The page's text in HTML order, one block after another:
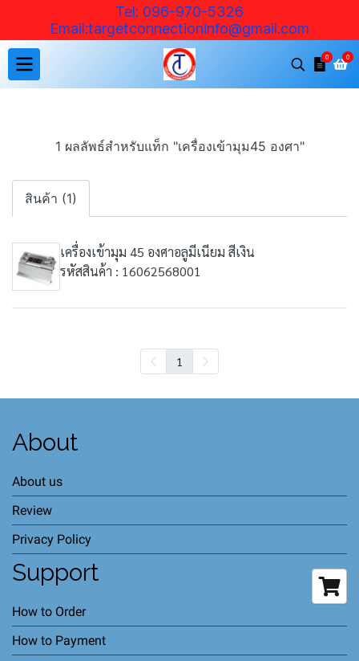
Tel: 096-970-5326
Email:targetconnectioninfo@ gmail.com
0 0
1 ผลลัพธ์สำหรับแท็ก "เครื่องเข้ามุม45 องศา"
สินค้า (1)
เครื่องเข้ามุม 45 องศาอลูมีเนียม สีเงิน
รหัสสินค้า : 16062568001
1
About
About us
Review
Privacy Policy
Support
How to Order
How to Payment